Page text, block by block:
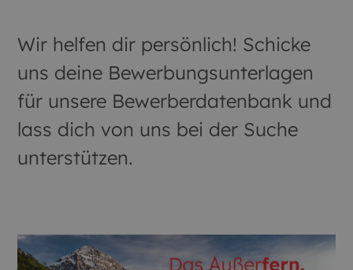
Wir helfen dir persönlich! Schicke
uns deine Bewerbungsunterlagen
für unsere Bewerberdatenbank und
lass dich von uns bei der Suche
unterstützen.